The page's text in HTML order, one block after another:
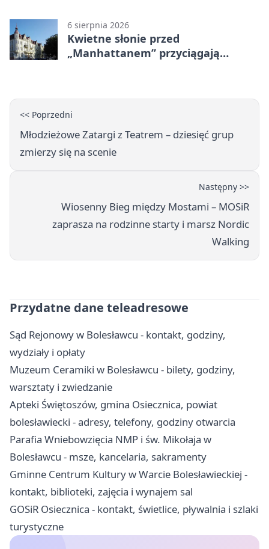
6 sierpnia 2026
Kwietne słonie przed
„Manhattanem” przyciągają
<< Poprzedni
Młodzieżowe Zatargi z Teatrem – dziesięć grup
zmierzy się na scenie
Następny >>
Wiosenny Bieg między Mostami – MOSiR
zaprasza na rodzinne starty i marsz Nordic
Walking
Przydatne dane teleadresowe
Sąd Rejonowy w Bolesławcu - kontakt, godziny,
wydziały i opłaty
Muzeum Ceramiki w Bolesławcu - bilety, godziny,
warsztaty i zwiedzanie
Apteki Świętoszów, gmina Osiecznica, powiat
bolesławiecki - adresy, telefony, godziny otwarcia
Parafia Wniebowzięcia NMP i św. Mikołaja w
Bolesławcu - msze, kancelaria, sakramenty
Gminne Centrum Kultury w Warcie Bolesławieckiej -
kontakt, biblioteki, zajęcia i wynajem sal
GOSiR Osiecznica - kontakt, świetlice, pływalnia i szlaki
turystyczne